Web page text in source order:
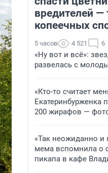
вредителей —
копеечных
5 часов 4 521 6
«Ну вот и всё»:
развелась с
«Кто-то считает
Екатеринбурженка
200 жирафов —
«Так неожиданно и
мема вспомнила о
пикапа в кафе